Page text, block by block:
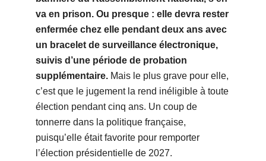
va en prison. Ou presque : elle devra rester
enfermée chez elle pendant deux ans avec
un bracelet de surveillance électronique,
suivis d’une période de probation
supplémentaire. Mais le plus grave pour elle,
c’est que le jugement la rend inéligible à toute
élection pendant cinq ans. Un coup de
tonnerre dans la politique française,
puisqu’elle était favorite pour remporter
l’élection présidentielle de 2027.